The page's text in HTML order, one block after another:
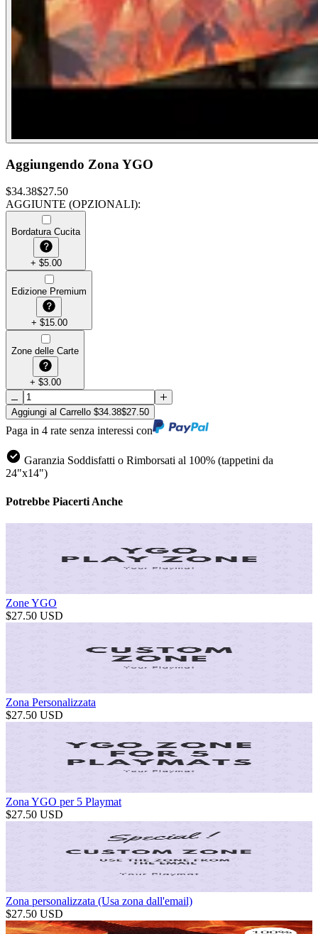
Aggiungendo Zona YGO
$34.38$27.50
AGGIUNTE (OPZIONALI):
Bordatura Cucita
+ $5.00
Edizione Premium
+ $15.00
Zone delle Carte
+ $3.00
Aggiungi al Carrello $34.38$27.50
Paga in 4 rate senza interessi con
Garanzia Soddisfatti o Rimborsati al 100% (tappetini da
24"x14")
Potrebbe Piacerti Anche
Zone YGO
$27.50 USD
Zona Personalizzata
$27.50 USD
Zona YGO per 5 Playmat
$27.50 USD
Zona personalizzata (Usa zona dall'email)
$27.50 USD